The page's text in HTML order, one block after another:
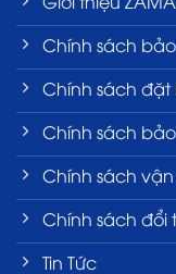
Chính sách
Chính sách
Chính sách
Chính sách
Chính sách đổi
Tin Tức